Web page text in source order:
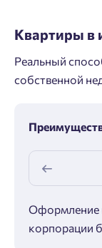
Квартиры в
Реальный
собственной
Оформление
корпорации